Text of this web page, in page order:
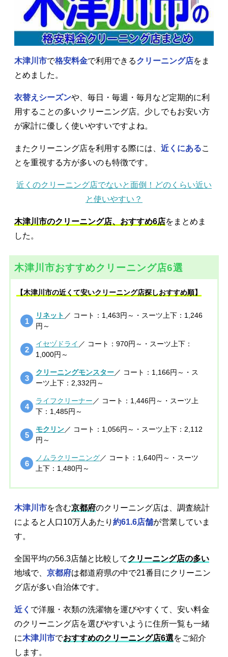
木津川市で格安料金で利用できるクリーニング店をま
とめました。
衣替えシーズンや、毎日・毎週・毎月など定期的に利
用することの多いクリーニング店。少しでもお安い方
が家計に優しく使いやすいですよね。
またクリーニング店を利用する際には、 近くにあるこ
とを重視する方が多いのも特徴です。
近くのクリーニング店でないと面倒！どのくらい近い
と使いやすい？
木津川市のクリーニング店、おすすめ6店をまとめま
した。
木津川市おすすめクリーニング店6選
【木津川市の近くて安いクリーニング店探しおすすめ順】
リネット ／ コート：1,463円～・スーツ上下：1,246
円～
イセヅドライ ／ コート：970円～・スーツ上下：
1,000円～
クリーニングモンスター／ コート：1,166円～・ス
ーツ上下：2,332円～
ライフクリーナー ／ コート：1,446円～・スーツ上
下：1,485円～
モクリン／ コート：1,056円～・スーツ上下：2,112
円～
ノムラクリーニング／ コート：1,640円～・スーツ
上下：1,480円～
木津川市を含む京都府のクリーニング店は、調査統計
によると人口10万人あたり 約61.6店舗が営業していま
す。
全国平均の56.3店舗と比較してクリーニング店の多い
地域で、 京都府は都道府県の中で21番目にクリーニン
グ店が多い自治体です。
近く で洋服・衣類の洗濯物を運びやすくて、安い料金
のクリーニング店を選びやすいように住所一覧も一緒
に木津川市でおすすめのクリーニング店6選をご紹介
します。